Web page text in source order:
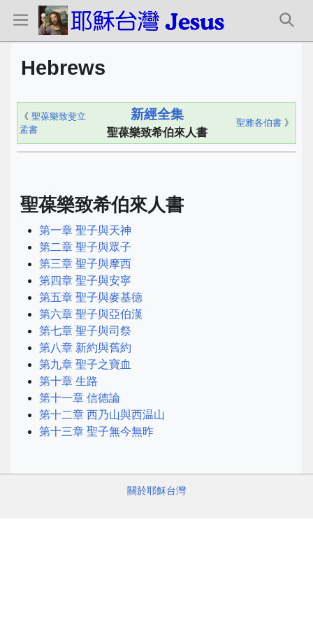
Hebrews
《 聖葆樂致斐立
孟書
新經全集
聖葆樂致希伯來人書
聖雅各伯書 》
聖葆樂致希伯來人書
第一章 聖子與天神
第二章 聖子與眾子
第三章 聖子與摩西
第四章 聖子與安寧
第五章 聖子與麥基德
第六章 聖子與亞伯漢
第七章 聖子與司祭
第八章 新約與舊約
第九章 聖子之寶血
第十章 生路
第十一章 信德論
第十二章 西乃山與西温山
第十三章 聖子無今無昨
關於耶穌台灣